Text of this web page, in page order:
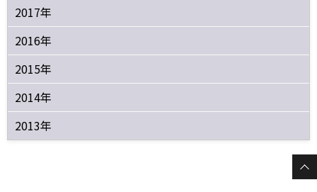
2017年
2016年
2015年
2014年
2013年